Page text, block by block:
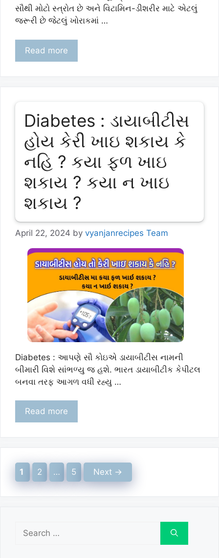
સૌથી મોટો સ્ત્રોત છે અને વિટામિન-ડીશરીર માટે એટલું
જરૂરી છે જેટલું ખોરાકમાં …
Read more
Diabetes : ડાયાબીટીસ
હોય કેરી ખાઇ શકાય કે
નહિ ? કયા ફળ ખાઇ
શકાય ? કયા ન ખાઇ
શકાય ?
April 22, 2024 by vyanjanrecipes Team
Diabetes : આપણે સૌ કોઇએ ડાયાબીટીસ નામની
બીમારી વિશે સાંભળ્યુ જ હશે. ભારત ડાયાબીટીક કેપીટલ
બનવા તરફ આગળ વધી રહ્યુ …
Read more
Page
1 Page
2 … Page
5 Next →
Search
for: